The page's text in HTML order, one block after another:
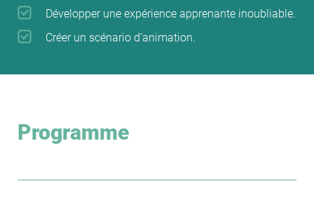
Développer une expérience apprenante inoubliable.
Créer un scénario d’animation.
Programme